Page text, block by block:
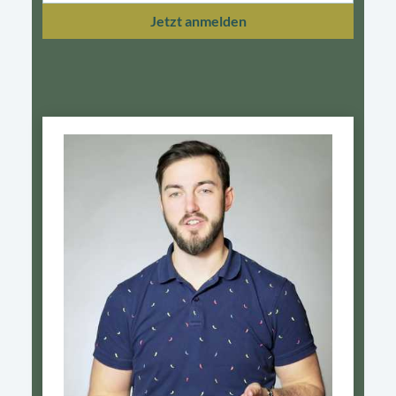
Jetzt anmelden